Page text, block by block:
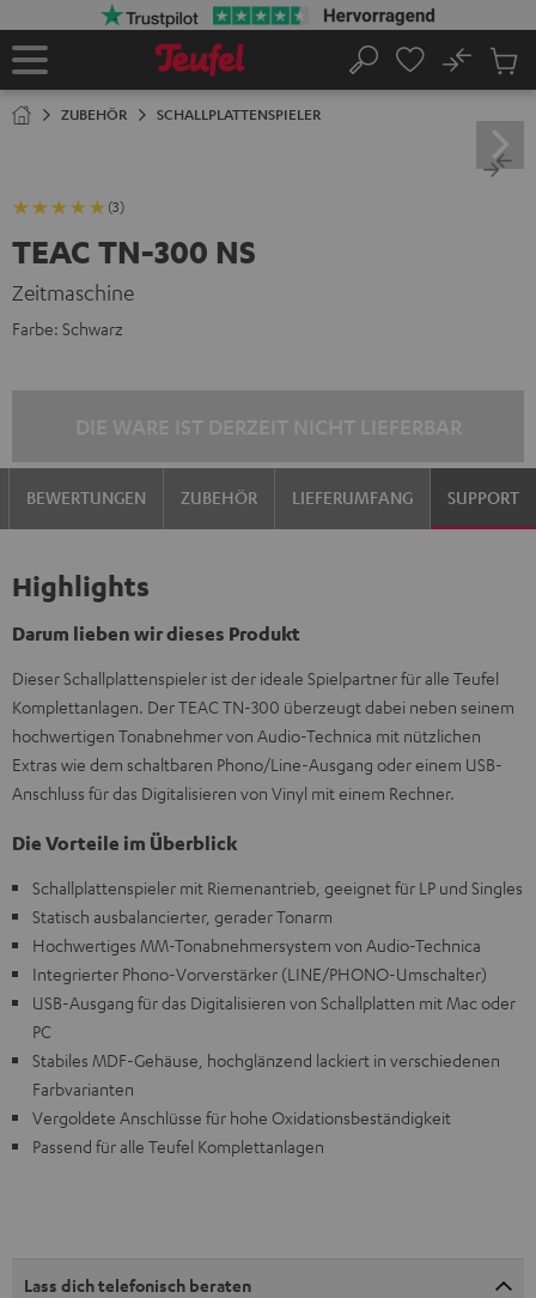
Startseite
Suche
No
ZUBEHÖR SCHALLPLATTENSPIELER
(3)
TEAC TN-300 NS
Zeitmaschine
Farbe: Schwarz
BEWERTUNGEN ZUBEHÖR LIEFERUMFANG SUPPORT
Highlights
Darum lieben wir dieses Produkt
Dieser Schallplattenspieler ist der ideale Spielpartner für alle Teufel
Komplettanlagen. Der TEAC TN-300 überzeugt dabei neben seinem
hochwertigen Tonabnehmer von Audio-Technica mit nützlichen
Extras wie dem schaltbaren Phono/Line-Ausgang oder einem USB-
Anschluss für das Digitalisieren von Vinyl mit einem Rechner.
Die Vorteile im Überblick
Schallplattenspieler mit Riemenantrieb, geeignet für LP und Singles
Statisch ausbalancierter, gerader Tonarm
Hochwertiges MM-Tonabnehmersystem von Audio-Technica
Integrierter Phono-Vorverstärker (LINE/PHONO-Umschalter)
USB-Ausgang für das Digitalisieren von Schallplatten mit Mac oder
PC
Stabiles MDF-Gehäuse, hochglänzend lackiert in verschiedenen
Farbvarianten
Vergoldete Anschlüsse für hohe Oxidationsbeständigkeit
Passend für alle Teufel Komplettanlagen
Lass dich telefonisch beraten